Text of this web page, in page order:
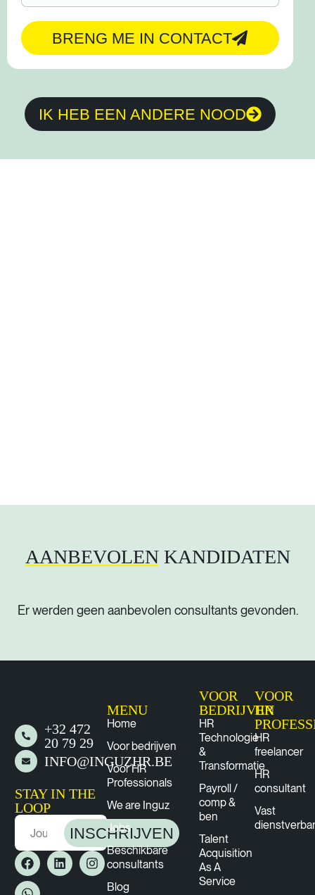
BRENG ME IN CONTACT
IK HEB EEN ANDERE NOOD
AANBEVOLENKANDIDATEN
Er werden geen aanbevolen consultants gevonden.
+32 472
20 79 29
INFO@INGUZHR.BE
STAY IN THE
LOOP
INSCHRIJVEN
MENU
Home
Voor bedrijven
Voor HR
Professionals
We are Inguz
Jobs
Beschikbare
consultants
Blog
VOOR
BEDRIJVEN
HR
Technologie
&
Transformatie
Payroll /
comp &
ben
Talent
Acquisition
As A
Service
VOOR
HR
HR
freelancer
HR
consultant
Vast